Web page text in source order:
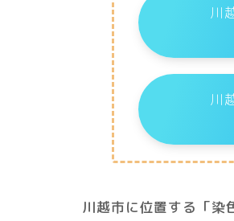
川
川
川越市に位置する「染